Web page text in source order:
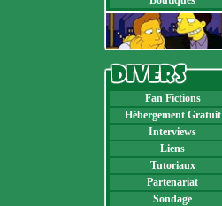
Fan Fictions
Hébergement Gratuit
Interviews
Liens
Tutoriaux
Partenariat
Sondage